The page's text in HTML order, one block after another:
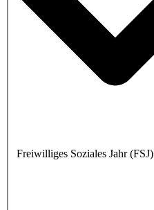
Freiwilliges Soziales Jahr (FSJ)